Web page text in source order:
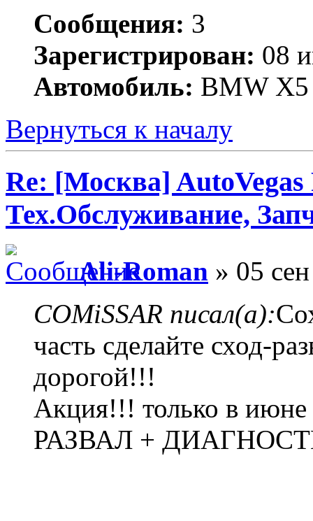
Сообщения: 3
Зарегистрирован: 08
Автомобиль: BMW X5
Вернуться к началу
Re: [Москва]
Тех.Обслуживание,
Ali-Roman » 05
COMiSSAR писал(а):
часть сделайте сход-
дорогой!!!
Акция!!! только в
РАЗВАЛ +